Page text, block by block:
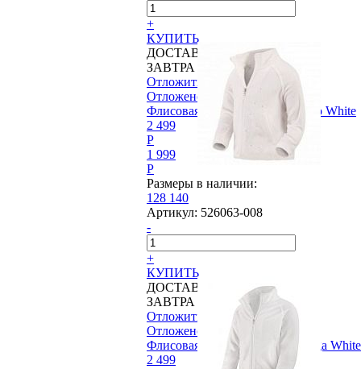
+
КУПИТЬ
ДОСТАВИМ
ЗАВТРА
Отложить
Отложено
Флисовая куртка Reima®, Lento White
2 499
P
1 999
P
Размеры в наличии:
128 140
Артикул: 526063-008
-
+
КУПИТЬ
ДОСТАВИМ
ЗАВТРА
Отложить
Отложено
Флисовая куртка Reima®, Gunga White
2 499